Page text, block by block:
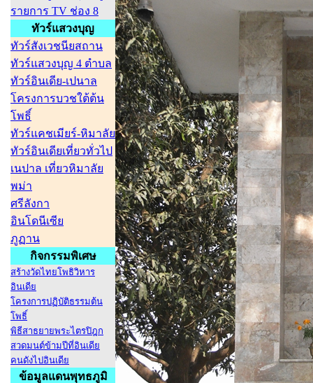
รายการ TV ช่อง 8
ทัวร์แสวงบุญ
ทัวร์สังเวชนียสถาน
ทัวร์แสวงบุญ 4 ตำบล
ทัวร์อินเดีย-เปนาล
โครงการบวชใต้ต้น
โพธิ์
ทัวร์แคชเมียร์-หิมาลัย
ทัวร์อินเดียเที่ยวทั่วไป
เนปาล เที่ยวหิมาลัย
พม่า
ศรีลังกา
อินโดนีเซีย
ภูฏาน
กิจกรรมพิเศษ
สร้างวัดไทยโพธิวิหาร
อินเดีย
โครงการปฏิบัติธรรมต้น
โพธิ์
พิธีสาธยายพระไตรปิฎก
สวดมนต์ข้ามปีที่อินเดีย
คนดังไปอินเดีย
ข้อมูลแดนพุทธภูมิ